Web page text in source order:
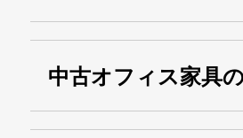
中古オフィス家具